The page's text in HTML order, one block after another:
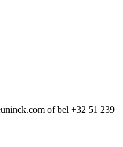
of bel +32 51 239